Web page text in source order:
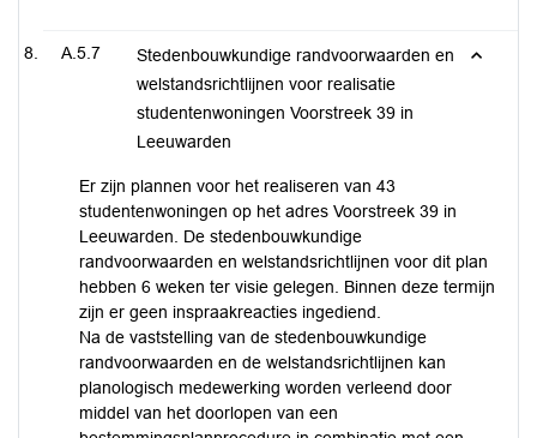
A.5.7
Stedenbouwkundige randvoorwaarden en
welstandsrichtlijnen voor realisatie
studentenwoningen Voorstreek 39 in
Leeuwarden
Er zijn plannen voor het realiseren van 43
studentenwoningen op het adres Voorstreek 39 in
Leeuwarden. De stedenbouwkundige
randvoorwaarden en welstandsrichtlijnen voor dit plan
hebben 6 weken ter visie gelegen. Binnen deze termijn
zijn er geen inspraakreacties ingediend.
Na de vaststelling van de stedenbouwkundige
randvoorwaarden en de welstandsrichtlijnen kan
planologisch medewerking worden verleend door
middel van het doorlopen van een